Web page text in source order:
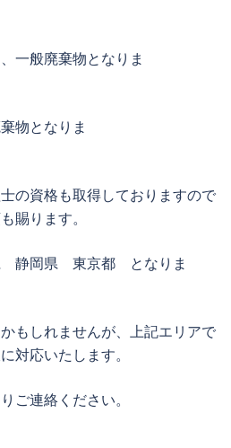
一般廃棄物となりま
。
物となりま
の資格も取得しておりますので
頼も賜ります。
静岡県 東京都 となりま
。
もしれませんが、上記エリアで
対応いたします。
ご連絡ください。